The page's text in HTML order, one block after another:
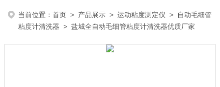
当前位置：首页 > 产品展示 >运动粘度测定仪 > 自动毛细管
粘度计清洗器 > 盐城全自动毛细管粘度计清洗器优质厂家